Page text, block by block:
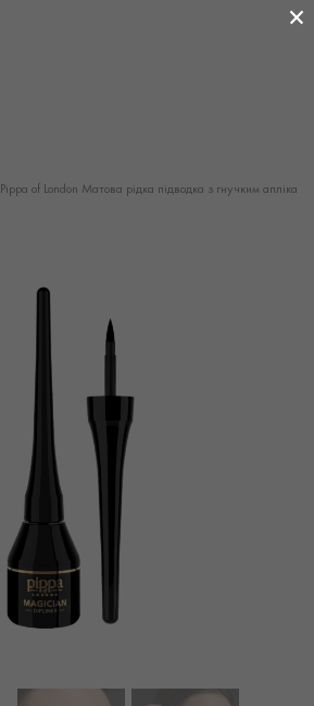
Pippa of London Матова рідка підводка з гнучким
×